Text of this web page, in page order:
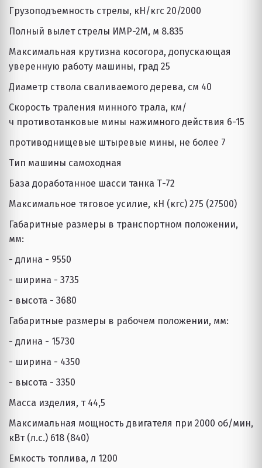
Грузоподъемность стрелы, кН/кгс 20/2000
Полный вылет стрелы ИМР-2М, м 8.835
Максимальная крутизна косогора, допускающая
уверенную работу машины, град 25
Диаметр ствола сваливаемого дерева, см 40
Скорость траления минного трала, км/
ч противотанковые мины нажимного действия 6-15
противоднищевые штыревые мины, не более 7
Тип машины самоходная
База доработанное шасси танка Т-72
Максимальное тяговое усилие, кН (кгс) 275 (27500)
Габаритные размеры в транспортном положении,
мм:
- длина - 9550
- ширина - 3735
- высота - 3680
Габаритные размеры в рабочем положении, мм:
- длина - 15730
- ширина - 4350
- высота - 3350
Масса изделия, т 44,5
Максимальная мощность двигателя при 2000 об/мин,
кВт (л.с.) 618 (840)
Емкость топлива, л 1200